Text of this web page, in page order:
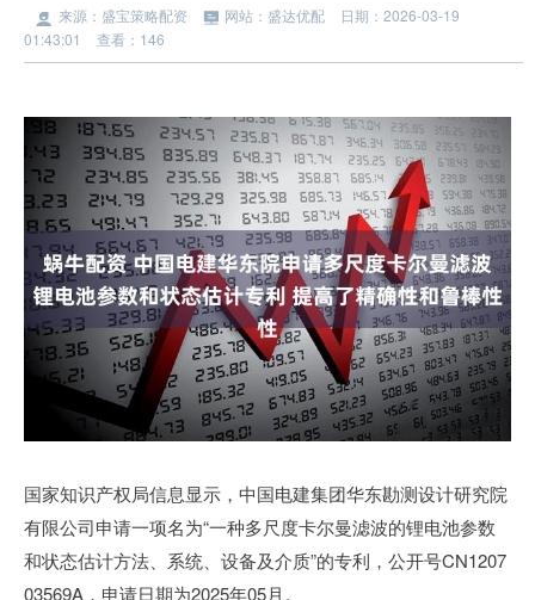
来源：盛宝策略配资 网站：盛达优配
日期：2026-03-19
01:43:01
查看：146
国家知识产权局信息显示，中国电建集团华东勘测设计研究院
有限公司申请一项名为“一种多尺度卡尔曼滤波的锂电池参数
和状态估计方法、系统、设备及介质”的专利，公开号CN1207
03569A，申请日期为2025年05月。